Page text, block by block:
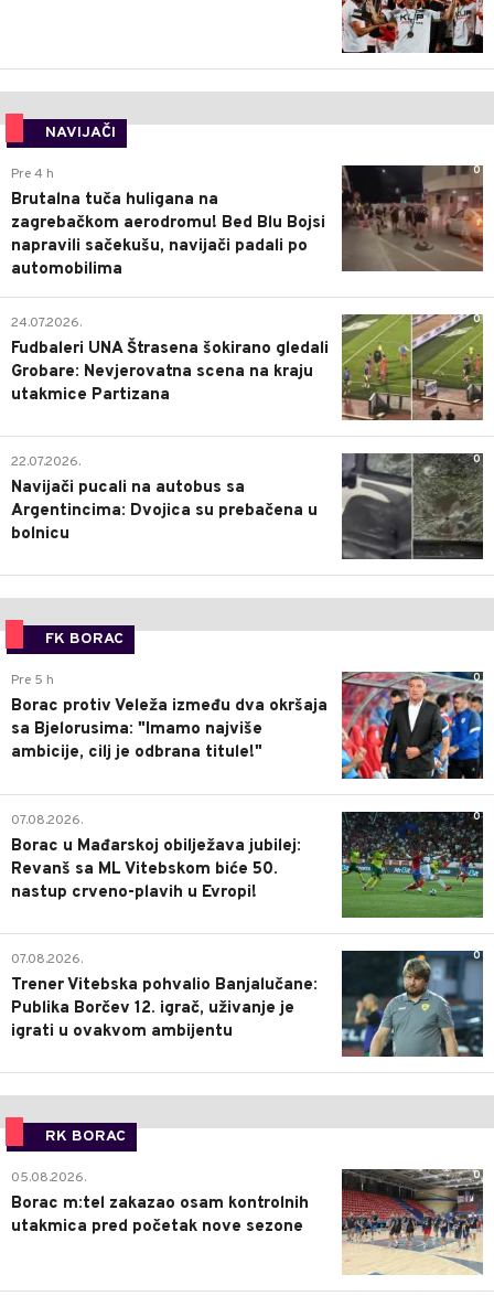
NAVIJAČI
0
Pre 4 h
Brutalna tuča huligana na
zagrebačkom aerodromu! Bed Blu Bojsi
napravili sačekušu, navijači padali po
automobilima
0
24.07.2026.
Fudbaleri UNA Štrasena šokirano gledali
Grobare: Nevjerovatna scena na kraju
utakmice Partizana
0
22.07.2026.
Navijači pucali na autobus sa
Argentincima: Dvojica su prebačena u
bolnicu
FK BORAC
0
Pre 5 h
Borac protiv Veleža između dva okršaja
sa Bjelorusima: "Imamo najviše
ambicije, cilj je odbrana titule!"
0
07.08.2026.
Borac u Mađarskoj obilježava jubilej:
Revanš sa ML Vitebskom biće 50.
nastup crveno-plavih u Evropi!
0
07.08.2026.
Trener Vitebska pohvalio Banjalučane:
Publika Borčev 12. igrač, uživanje je
igrati u ovakvom ambijentu
RK BORAC
0
05.08.2026.
Borac m:tel zakazao osam kontrolnih
utakmica pred početak nove sezone